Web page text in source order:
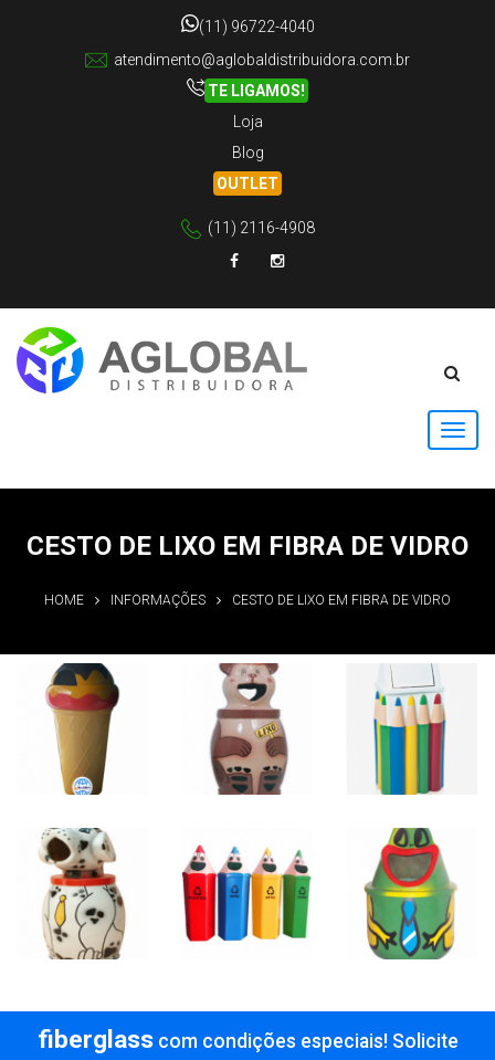
(11) 96722-4040
atendimento@aglobaldistribuidora.com.br
TE LIGAMOS!
Loja
Blog
OUTLET
(11) 2116-4908
CESTO DE LIXO EM FIBRA DE VIDRO
HOME INFORMAÇÕES CESTO DE LIXO EM FIBRA DE VIDRO
Cesto de lixo
em fibra de
Cesto de lixo
em fibra de
Cesto de lixo
em fibra de
Cesto de lixo
Cesto de lixo
em fibra de
fiberglasscom condições especiais! Solicite